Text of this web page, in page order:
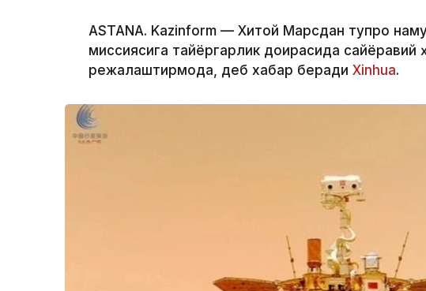
ASTANA. Kazinform — Хитой Марсдан тупроқ
миссиясига тайёргарлик доирасида сайёравий
режалаштирмоқда, деб хабар беради Xinhua.